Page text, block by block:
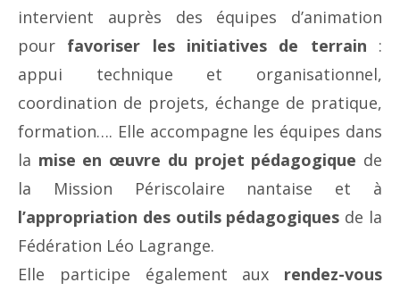
intervient auprès des équipes d’animation
pour favoriser les initiatives de terrain :
appui technique et organisationnel,
coordination de projets, échange de pratique,
formation…. Elle accompagne les équipes dans
la mise en œuvre du projet pédagogique de
la Mission Périscolaire nantaise et à
l’appropriation des outils pédagogiques de la
Fédération Léo Lagrange.
Elle participe également aux rendez-vous